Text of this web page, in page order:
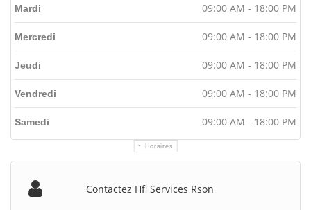
Horaires
Mardi 09:00 AM - 18:00 PM
Mercredi 09:00 AM - 18:00 PM
Jeudi 09:00 AM - 18:00 PM
Vendredi 09:00 AM - 18:00 PM
Samedi 09:00 AM - 18:00 PM
Contactez Hfl Services Rson